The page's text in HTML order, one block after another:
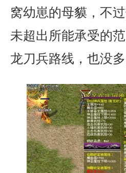
窝幼崽的母貘，不
未超出所能承受的
龙刀兵路线，也没